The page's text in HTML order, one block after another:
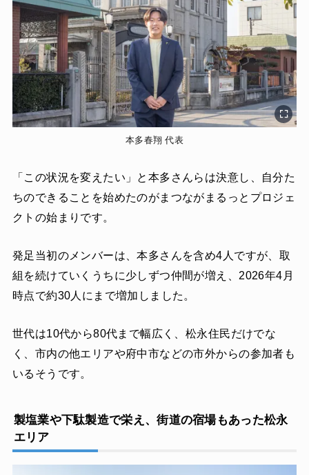
本多春翔 代表
「この状況を変えたい」と本多さんらは決意し、自分た
ちのできることを始めたのがまつながまるっとプロジェ
クトの始まりです。
発足当初のメンバーは、本多さんを含め4人ですが、取
組を続けていくうちに少しずつ仲間が増え、2026年4月
時点で約30人にまで増加しました。
世代は10代から80代まで幅広く、松永住民だけでな
く、市内の他エリアや府中市などの市外からの参加者も
いるそうです。
製塩業や下駄製造で栄え、街道の宿場もあった松永
エリア